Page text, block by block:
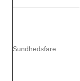
Sundhedsfare